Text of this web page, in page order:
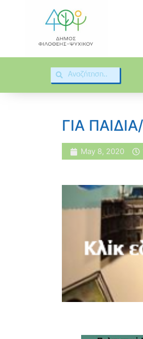
ΓΙΑ
May 8, 2020